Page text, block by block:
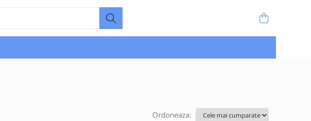
Ordoneaza: